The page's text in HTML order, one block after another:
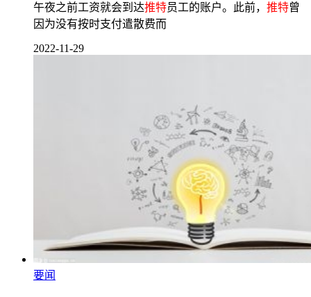
午夜之前工资就会到达推特员工的账户。此前， 推特曾
因为没有按时支付遣散费而
2022-11-29
要闻